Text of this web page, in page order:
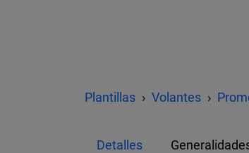
Plantillas Volantes
Detalles